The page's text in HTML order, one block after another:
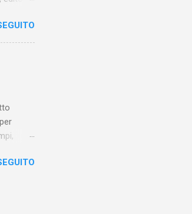
e a
una
e
e che